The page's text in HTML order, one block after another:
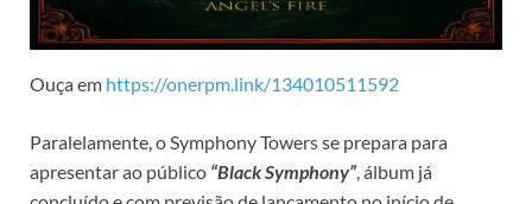
Ouça em https://onerpm.link/134010511592
Paralelamente, o Symphony Towers se prepara para
apresentar ao público “Black Symphony”, álbum já